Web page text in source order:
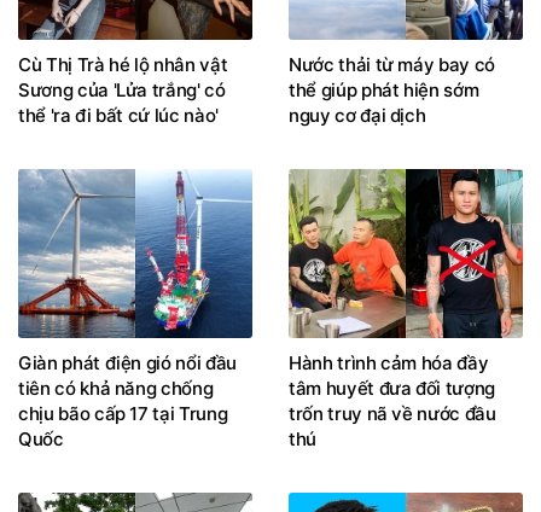
Cù Thị Trà hé lộ nhân vật
Sương của 'Lửa trắng' có
thể 'ra đi bất cứ lúc nào'
Nước thải từ máy bay có
thể giúp phát hiện sớm
nguy cơ đại dịch
Giàn phát điện gió nổi đầu
tiên có khả năng chống
chịu bão cấp 17 tại Trung
Quốc
Hành trình cảm hóa đầy
tâm huyết đưa đối tượng
trốn truy nã về nước đầu
thú